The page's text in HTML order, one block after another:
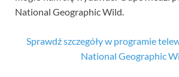
National Geographic Wild.
Sprawdź szczegóły w programie
National Geographic